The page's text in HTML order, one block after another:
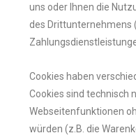
uns oder Ihnen die
des Drittunternehmens
Cookies haben
Cookies sind technisch
Webseitenfunktionen
würden (z.B. die